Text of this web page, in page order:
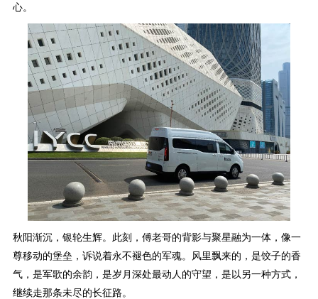
心。
秋阳渐沉，银轮生辉。此刻，傅老哥的背影与聚星融为一体，像一
尊移动的堡垒，诉说着永不褪色的军魂。风里飘来的，是饺子的香
气，是军歌的余韵，是岁月深处最动人的守望，是以另一种方式，
继续走那条未尽的长征路。